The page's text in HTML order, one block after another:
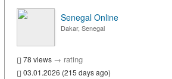
Senegal Online
Dakar, Senegal
78 views → rating
03.01.2026 (215 days ago)